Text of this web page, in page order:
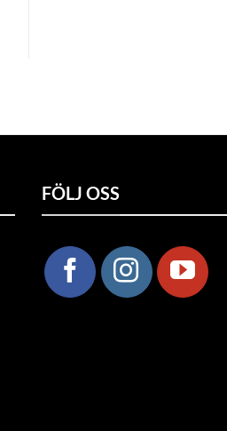
FÖLJ OSS